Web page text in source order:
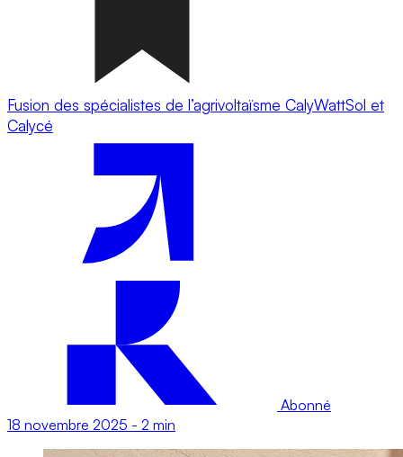
Fusion des spécialistes de l’agrivoltaïsme CalyWattSol et
Calycé
Abonné
18 novembre 2025 - 2 min